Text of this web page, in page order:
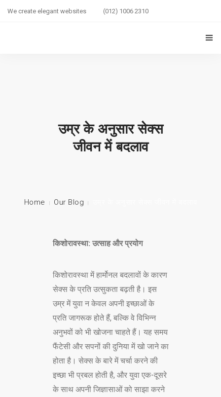
We create elegant websites (012) 1006 2310
SEXUAL WELLNESS
ABOUT US
उम्र के अनुसार सेक्स
जीवन में बदलाव
Home Our Blog
किशोरावस्था: उत्साह और प्रयोग
किशोरावस्था में हार्मोनल बदलावों के कारण
सेक्स के प्रति उत्सुकता बढ़ती है। इस
उम्र में युवा न केवल अपनी इच्छाओं के
प्रति जागरूक होते हैं, बल्कि वे विभिन्न
अनुभवों को भी खोजना चाहते हैं। यह समय
फैंटेसी और सपनों की दुनिया में खो जाने का
होता है। सेक्स के बारे में चर्चा करने की
इच्छा भी प्रबल होती है, और युवा एक-दूसरे
के साथ अपनी जिज्ञासाओं को साझा करने